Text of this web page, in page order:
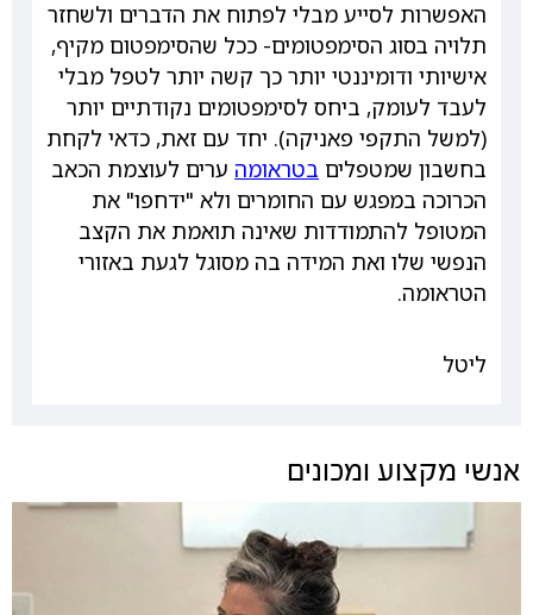
האפשרות לסייע מבלי לפתוח את הדברים ולשחזר
תלויה בסוג הסימפטומים- ככל שהסימפטום מקיף,
אישיותי ודומיננטי יותר כך קשה יותר לטפל מבלי
לעבד לעומק, ביחס לסימפטומים נקודתיים יותר
(למשל התקפי פאניקה). יחד עם זאת, כדאי לקחת
בחשבון שמטפלים בטראומהערים לעוצמת הכאב
הכרוכה במפגש עם החומרים ולא "ידחפו" את
המטופל להתמודדות שאינה תואמת את הקצב
הנפשי שלו ואת המידה בה מסוגל לגעת באזורי
הטראומה.
ליטל
אנשי מקצוע ומכונים